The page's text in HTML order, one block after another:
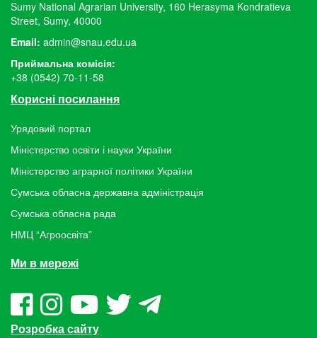
Sumy National Agrarian University, 160 Herasyma Kondratieva
Street, Sumy, 40000
Email: admin@snau.edu.ua
Приймальна комісія:
+38 (0542) 70-11-58
Корисні посилання
Урядовий портал
Міністерство освіти і науки України
Міністерство аграрної політики України
Сумська обласна державна адміністрація
Сумська обласна рада
НМЦ “Агроосвіта”
Ми в мережі
Розробка сайту